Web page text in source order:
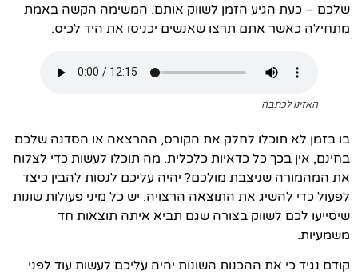
שלכם – כעת הגיע הזמן לשווק אותם. המשימה הקשה באמת
מתחילה כאשר אתם תרצו שאנשים יכניסו את היד לכיס.
האזינו לכתבה
בו בזמן לא תוכלו לחלק את הקורס, ההרצאה או הסדנה שלכם
בחינם, אין בכך כל כדאיות כלכלית. מה תוכלו לעשות כדי לצלוח
את המהמורה שניצבת מולכם? יהיה עליכם לנסות להבין כיצד
לפעול כדי להשיג את התוצאה הרצויה. יש כל מיני פעולות שונות
שיסייעו לכם לשווק בצורה שגם תביא איתה תוצאות חד
משמעיות.
קודם נגיד כי את ההכנות השונות יהיה עליכם לעשות עוד לפני